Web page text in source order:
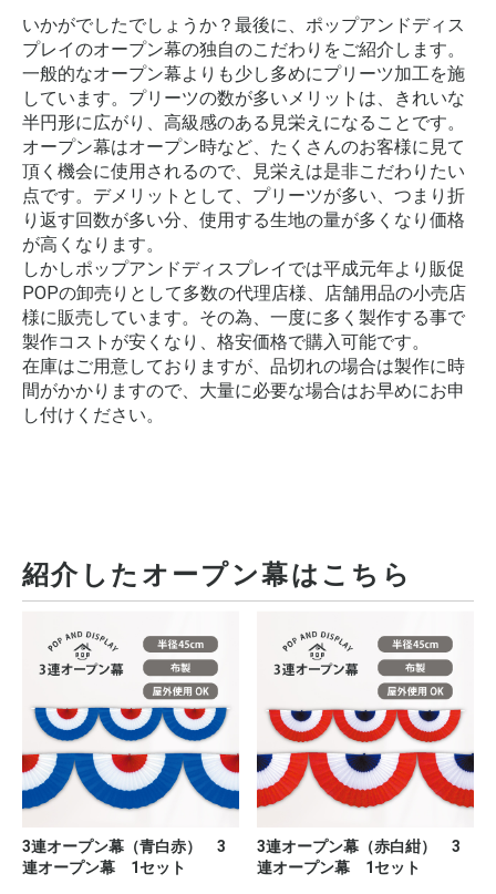
いかがでしたでしょうか？最後に、ポップアンドディス
プレイのオープン幕の独自のこだわりをご紹介します。
一般的なオープン幕よりも少し多めにプリーツ加工を施
しています。プリーツの数が多いメリットは、きれいな
半円形に広がり、高級感のある見栄えになることです。
オープン幕はオープン時など、たくさんのお客様に見て
頂く機会に使用されるので、見栄えは是非こだわりたい
点です。デメリットとして、プリーツが多い、つまり折
り返す回数が多い分、使用する生地の量が多くなり価格
が高くなります。
しかしポップアンドディスプレイでは平成元年より販促
POPの卸売りとして多数の代理店様、店舗用品の小売店
様に販売しています。その為、一度に多く製作する事で
製作コストが安くなり、格安価格で購入可能です。
在庫はご用意しておりますが、品切れの場合は製作に時
間がかかりますので、大量に必要な場合はお早めにお申
し付けください。
紹介したオープン幕はこちら
3連オープン幕（青白赤） 3
連オープン幕 1セット
3連オープン幕（赤白紺） 3
連オープン幕 1セット